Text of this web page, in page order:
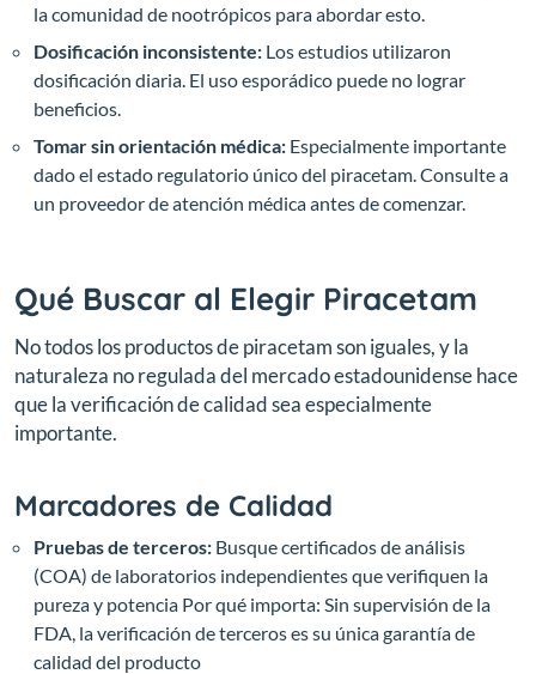
la comunidad de nootrópicos para abordar esto.
Dosificación inconsistente: Los estudios utilizaron
dosificación diaria. El uso esporádico puede no lograr
beneficios.
Tomar sin orientación médica: Especialmente importante
dado el estado regulatorio único del piracetam. Consulte a
un proveedor de atención médica antes de comenzar.
Qué Buscar al Elegir Piracetam
No todos los productos de piracetam son iguales, y la
naturaleza no regulada del mercado estadounidense hace
que la verificación de calidad sea especialmente
importante.
Marcadores de Calidad
Pruebas de terceros: Busque certificados de análisis
(COA) de laboratorios independientes que verifiquen la
pureza y potencia Por qué importa: Sin supervisión de la
FDA, la verificación de terceros es su única garantía de
calidad del producto